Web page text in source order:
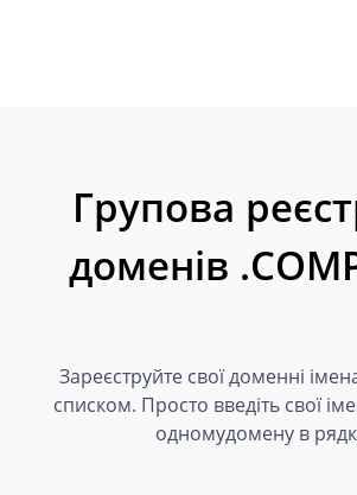
Групова
доменів
Зареєструйте свої доменні
списком. Просто введіть свої
одномудомену в